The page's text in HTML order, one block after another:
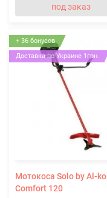
под заказ
+ 36 бонусов
Доставка по Украине 1грн.
Мотокоса Solo by Al-ko
Comfort 120